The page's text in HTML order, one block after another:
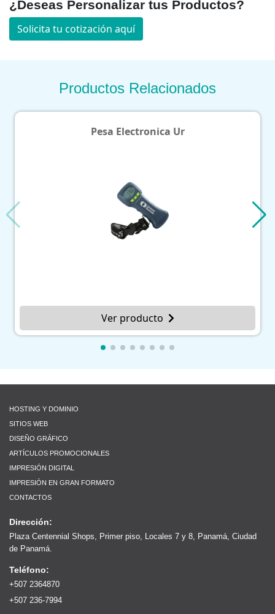
¿Deseas Personalizar tus Productos?
Solicita tu cotización aquí
Productos Relacionados
Pesa Electronica Ur
Ver producto
HOSTING Y DOMINIO
SITIOS WEB
DISEÑO GRÁFICO
ARTÍCULOS PROMOCIONALES
IMPRESIÓN DIGITAL
IMPRESIÓN EN GRAN FORMATO
CONTACTOS
Dirección:
Plaza Centennial Shops, Primer piso, Locales 7 y 8, Panamá, Ciudad
de Panamá.
Teléfono:
+507 2364870
+507 236-7994